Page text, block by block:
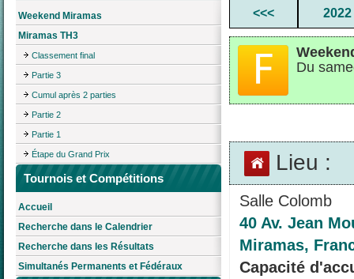
Weekend Miramas
Miramas TH3
Classement final
Partie 3
Cumul après 2 parties
Partie 2
Partie 1
Étape du Grand Prix
Tournois et Compétitions
Accueil
Recherche dans le Calendrier
Recherche dans les Résultats
Simultanés Permanents et Fédéraux
<<< 2022
Du
Lieu :
Salle Colomb
40 Av. Jean
Miramas,
Capacité